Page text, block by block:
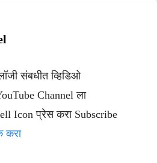
संबधीत व्हिडिओ
Channel ला
Icon प्रेस करा Subscribe
करा